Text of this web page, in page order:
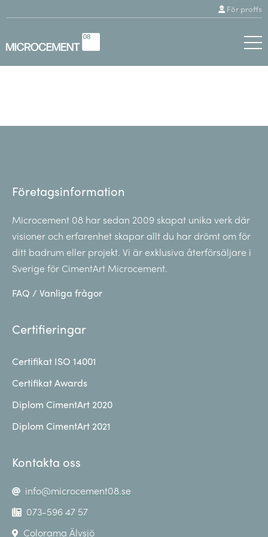
För proffs
Företagsinformation
Microcement 08 har sedan 2009 skapat unika verk där
visioner och erfarenhet skapar allt du har drömt om för
ditt badrum eller projekt. Vi är exklusiva återförsäljare i
Sverige för CimentArt Microcement.
FAQ / Vanliga frågor
Certifieringar
Certifikat ISO 14001
Certifikat Awards
Diplom CimentArt 2020
Diplom CimentArt 2021
Kontakta oss
info@microcement08.se
073-596 47 57
Colorama Älvsjö